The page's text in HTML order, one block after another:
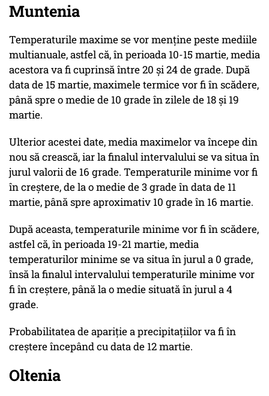
Muntenia
Temperaturile maxime se vor menține peste mediile
multianuale, astfel că, în perioada 10-15 martie, media
acestora va fi cuprinsă între 20 și 24 de grade. După
data de 15 martie, maximele termice vor fi în scădere,
până spre o medie de 10 grade în zilele de 18 și 19
martie.
Ulterior acestei date, media maximelor va începe din
nou să crească, iar la finalul intervalului se va situa în
jurul valorii de 16 grade. Temperaturile minime vor fi
în creștere, de la o medie de 3 grade în data de 11
martie, până spre aproximativ 10 grade în 16 martie.
După aceasta, temperaturile minime vor fi în scădere,
astfel că, în perioada 19-21 martie, media
temperaturilor minime se va situa în jurul a 0 grade,
însă la finalul intervalului temperaturile minime vor
fi în creștere, până la o medie situată în jurul a 4
grade.
Probabilitatea de apariție a precipitațiilor va fi în
creștere începând cu data de 12 martie.
Oltenia